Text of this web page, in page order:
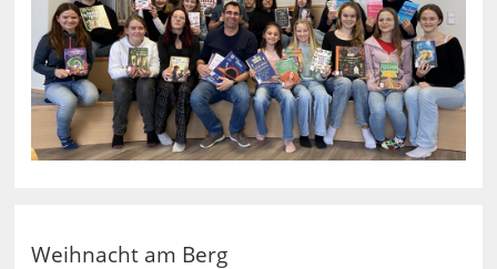
Weihnacht am Berg